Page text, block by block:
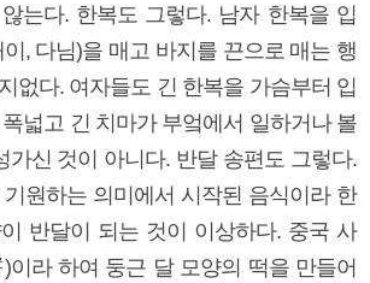
는다. 한복도 그렇다. 남자 한복을 입
, 다님)을 매고 바지를 끈으로 매는 행
없다. 여자들도 긴 한복을 가슴부터 입
넓고 긴 치마가 부엌에서 일하거나 볼
가신 것이 아니다. 반달 송편도 그렇다.
원하는 의미에서 시작된 음식이라 한
반달이 되는 것이 이상하다. 중국 사
이라 하여 둥근 달 모양의 떡을 만들어